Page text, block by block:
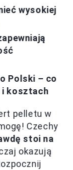
wysokiej
Polski – co
i kosztach
pelletu w
Czechy
stoi na
okazują